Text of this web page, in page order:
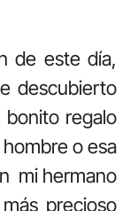
de este día,
descubierto
bonito regalo
o esa
mi hermano
precioso